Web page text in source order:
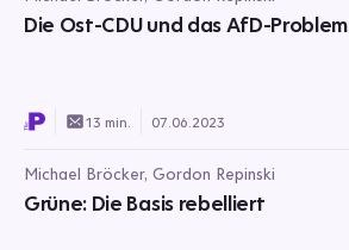
Die Ost-CDU und das AfD-Problem
13 min. 07.06.2023
Michael Bröcker, Gordon Repinski
Grüne: Die Basis rebelliert